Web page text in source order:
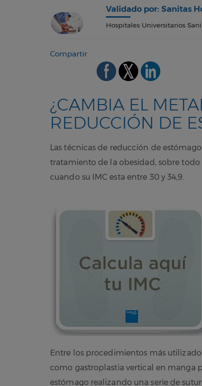
Validado por: Sanitas
Hospitales Universitarios
Compartir
¿CAMBIA EL
REDUCCIÓN DE
Las técnicas de reducción de
tratamiento de la obesidad, sobre todo
cuando su IMC esta entre 30 y 34,9.
Entre los procedimientos más
como gastroplastia vertical en manga
estómago realizando una serie de